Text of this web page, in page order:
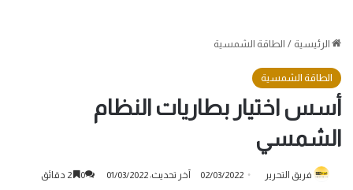
الرئيسية / الطاقة الشمسية
الطاقة الشمسية
أسس اختيار بطاريات النظام
الشمسي
فريق التحرير 02/03/2022 آخر تحديث: 01/03/2022 0